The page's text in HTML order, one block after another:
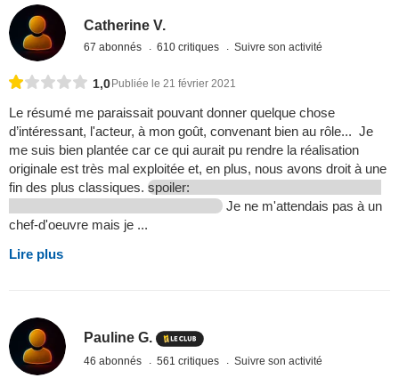
Catherine V.
67 abonnés 610 critiques Suivre son activité
1,0 Publiée le 21 février 2021
Le résumé me paraissait pouvant donner quelque chose
d’intéressant, l'acteur, à mon goût, convenant bien au rôle... Je
me suis bien plantée car ce qui aurait pu rendre la réalisation
originale est très mal exploitée et, en plus, nous avons droit à une
fin des plus classiques. spoiler:
Je ne m'attendais pas à un
chef-d'oeuvre mais je ...
Lire plus
Pauline G.
46 abonnés 561 critiques Suivre son activité